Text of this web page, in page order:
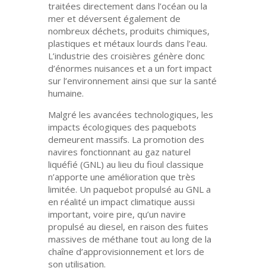
traitées directement dans l’océan ou la
mer et déversent également de
nombreux déchets, produits chimiques,
plastiques et métaux lourds dans l’eau.
L’industrie des croisières génère donc
d’énormes nuisances et a un fort impact
sur l’environnement ainsi que sur la santé
humaine.
Malgré les avancées technologiques, les
impacts écologiques des paquebots
demeurent massifs. La promotion des
navires fonctionnant au gaz naturel
liquéfié (GNL) au lieu du fioul classique
n’apporte une amélioration que très
limitée. Un paquebot propulsé au GNL a
en réalité un impact climatique aussi
important, voire pire, qu’un navire
propulsé au diesel, en raison des fuites
massives de méthane tout au long de la
chaîne d’approvisionnement et lors de
son utilisation.